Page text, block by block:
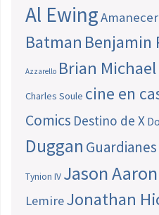
Al Ewing
Batman Benjamin
Azzarello Brian
Charles Soule cine en
Comics Destino de X
Duggan
Tynion IV Jason Aaron
LemireJonathan